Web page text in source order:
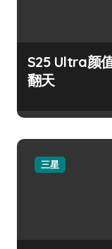
S25 Ultra颜
翻天
三星